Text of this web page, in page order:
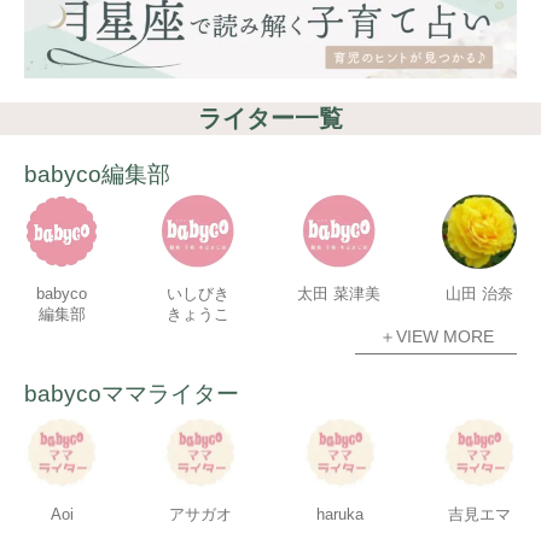
ライター一覧
babyco編集部
babyco
編集部
いしびき
きょうこ
太田 菜津美 山田 治奈
＋VIEW MORE
babycoママライター
Aoi アサガオ haruka 吉見エマ